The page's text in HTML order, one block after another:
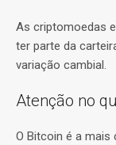
As criptomoedas
ter parte da
variação cambial.
Atenção no
O Bitcoin é a mais